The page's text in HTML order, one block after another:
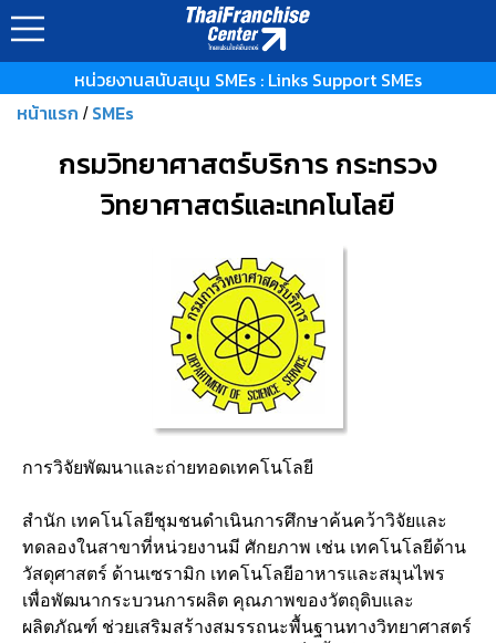
หน่วยงานสนับสนุน SMEs : Links Support SMEs
หน้าแรก / SMEs
กรมวิทยาศาสตร์บริการ กระทรวง
วิทยาศาสตร์และเทคโนโลยี
การวิจัยพัฒนาและถ่ายทอดเทคโนโลยี
สำนัก เทคโนโลยีชุมชนดำเนินการศึกษาค้นคว้าวิจัยและ
ทดลองในสาขาที่หน่วยงานมี ศักยภาพ เช่น เทคโนโลยีด้าน
วัสดุศาสตร์ ด้านเซรามิก เทคโนโลยีอาหารและสมุนไพร
เพื่อพัฒนากระบวนการผลิต คุณภาพของวัตถุดิบและ
ผลิตภัณฑ์ ช่วยเสริมสร้างสมรรถนะพื้นฐานทางวิทยาศาสตร์